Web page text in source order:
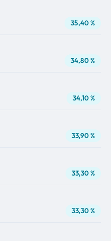
35,40 %
34,80 %
34,10 %
33,90 %
33,30 %
33,30 %